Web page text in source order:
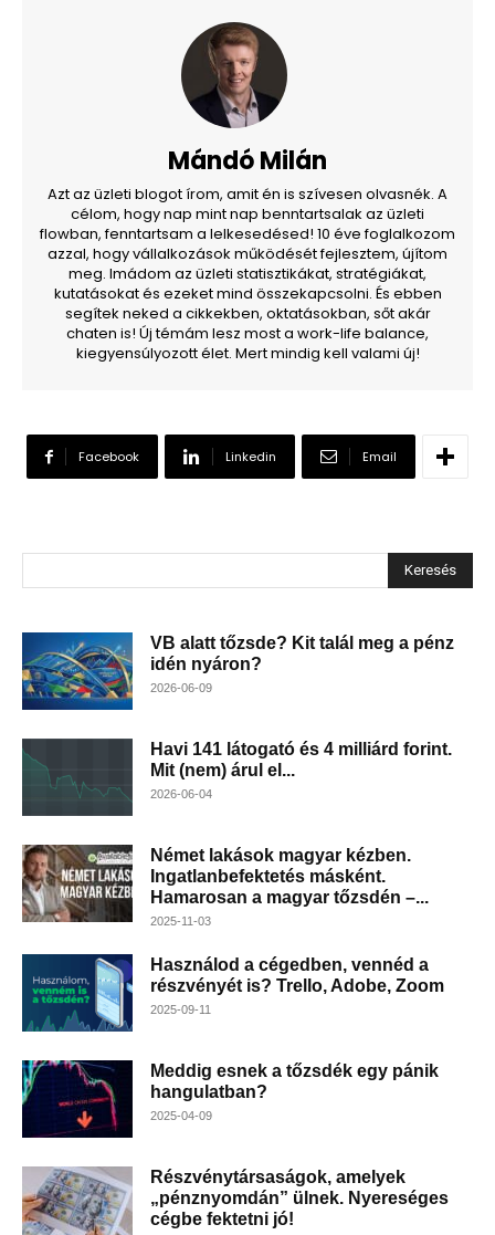
Mándó Milán
Azt az üzleti blogot írom, amit én is szívesen olvasnék. A
célom, hogy nap mint nap benntartsalak az üzleti
flowban, fenntartsam a lelkesedésed! 10 éve foglalkozom
azzal, hogy vállalkozások működését fejlesztem, újítom
meg. Imádom az üzleti statisztikákat, stratégiákat,
kutatásokat és ezeket mind összekapcsolni. És ebben
segítek neked a cikkekben, oktatásokban, sőt akár
chaten is! Új témám lesz most a work-life balance,
kiegyensúlyozott élet. Mert mindig kell valami új!
Facebook Linkedin Email
Keresés
VB alatt tőzsde? Kit talál meg a pénz
idén nyáron?
2026-06-09
Havi 141 látogató és 4 milliárd forint.
Mit (nem) árul el...
2026-06-04
Német lakások magyar kézben.
Ingatlanbefektetés másként.
Hamarosan a magyar tőzsdén –...
2025-11-03
Használod a cégedben, vennéd a
részvényét is? Trello, Adobe, Zoom
2025-09-11
Meddig esnek a tőzsdék egy pánik
hangulatban?
2025-04-09
Részvénytársaságok, amelyek
„pénznyomdán” ülnek. Nyereséges
cégbe fektetni jó!